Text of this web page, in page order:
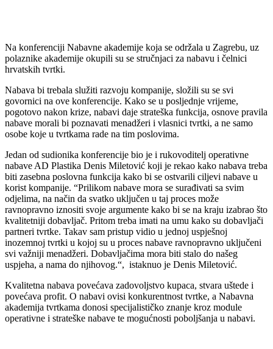
Na konferenciji Nabavne akademije koja se održala u Zagrebu, uz
polaznike akademije okupili su se stručnjaci za nabavu i čelnici
hrvatskih tvrtki.
Nabava bi trebala služiti razvoju kompanije, složili su se svi
govornici na ove konferencije. Kako se u posljednje vrijeme,
pogotovo nakon krize, nabavi daje strateška funkcija, osnove pravila
nabave morali bi poznavati menadžeri i vlasnici tvrtki, a ne samo
osobe koje u tvrtkama rade na tim poslovima.
Jedan od sudionika konferencije bio je i rukovoditelj operativne
nabave AD Plastika Denis Miletović koji je rekao kako nabava treba
biti zasebna poslovna funkcija kako bi se ostvarili ciljevi nabave u
korist kompanije. “Prilikom nabave mora se surađivati sa svim
odjelima, na način da svatko uključen u taj proces može
ravnopravno iznositi svoje argumente kako bi se na kraju izabrao što
kvalitetniji dobavljač. Pritom treba imati na umu kako su dobavljači
partneri tvrtke. Takav sam pristup vidio u jednoj uspješnoj
inozemnoj tvrtki u kojoj su u proces nabave ravnopravno uključeni
svi važniji menadžeri. Dobavljačima mora biti stalo do našeg
uspjeha, a nama do njihovog.“, istaknuo je Denis Miletović.
Kvalitetna nabava povećava zadovoljstvo kupaca, stvara uštede i
povećava profit. O nabavi ovisi konkurentnost tvrtke, a Nabavna
akademija tvrtkama donosi specijalističko znanje kroz module
operativne i strateške nabave te mogućnosti poboljšanja u nabavi.